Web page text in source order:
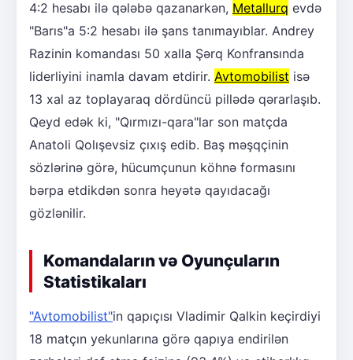
4:2 hesabı ilə qələbə qazanarkən, Metallurq evdə
"Barıs"a 5:2 hesabı ilə şans tanımayıblar. Andrey
Razinin komandası 50 xalla Şərq Konfransında
liderliyini inamla davam etdirir. Avtomobilist isə
13 xal az toplayaraq dördüncü pillədə qərarlaşıb.
Qeyd edək ki, "Qırmızı-qara"lar son matçda
Anatoli Qolışevsiz çıxış edib. Baş məşqçinin
sözlərinə görə, hücumçunun köhnə formasını
bərpa etdikdən sonra heyətə qayıdacağı
gözlənilir.
Komandaların və Oyunçuların
Statistikaları
"Avtomobilist"in qapıçısı Vladimir Qalkin keçirdiyi
18 matçın yekunlarına görə qapıya endirilən